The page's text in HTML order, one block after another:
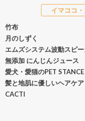
イマココ
竹布
月のしずく
エムズシステム波動スピ
無添加 にんじんジュース
愛犬・愛猫のPET STANCE
髪と地肌に優しいヘアケ
CACTI